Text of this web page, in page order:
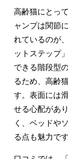
高齢猫にとっ
ャンプは関節
れているのが
ットステップ
できる階段型
るため、高齢
す。表面には
せる心配があ
く、ベッドや
る点も魅力です